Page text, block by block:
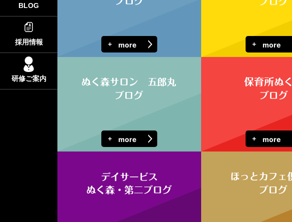
BLOG
採用情報
研修ご案内
more more
more more